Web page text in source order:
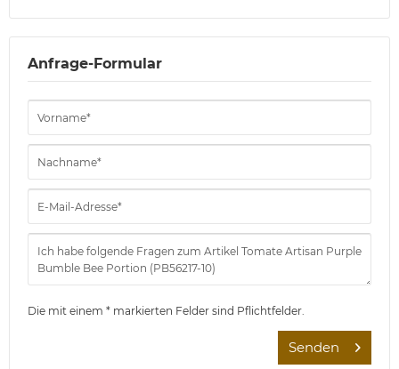
Anfrage-Formular
Die mit einem * markierten Felder sind Pflichtfelder.
Senden